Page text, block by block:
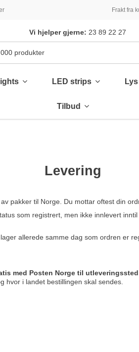
Frakt fra
Vi hjelper gjerne: 23 89 22 27
LED strips
Tilbud
Levering
pakker til Norge. Du mottar oftest din
som registrert, men ikke innlevert
allerede samme dag som ordren er
med Posten Norge til
hvor i landet bestillingen skal sendes.